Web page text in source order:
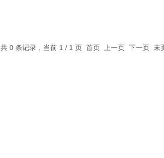
共 0 条记录，当前 1 / 1 页 首页 上一页 下一页 末